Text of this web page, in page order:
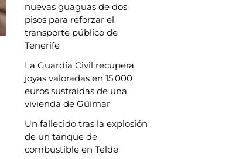
nuevas guaguas de dos
pisos para reforzar el
transporte público de
Tenerife
La Guardia Civil recupera
joyas valoradas en 15.000
euros sustraídas de una
vivienda de Güímar
Un fallecido tras la explosión
de un tanque de
combustible en Telde